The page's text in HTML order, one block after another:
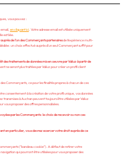
vous pouvez :
en cliquant ici. Votre adresse email est utilisée uniquement
est liée.
de l’un des Commerçants partenairesde l’expérience multi-
un choix effectué auprès d’un seul Commerçant suffit pour
des traitements de données mis en oeuvre par Valiuz à partir de
ne seront plus traitées par Valiuz pour créer un profil client
Commerçants, ce pour les finalités propres à chacun de ces
consentement à la création de votre profil unique, vos données
transmises à Auchan peuvent toujours être utilisées par Valiuz
vous proposer des offres personnalisées.
par les Commerçants: le choix de recevoir ou non ces
en particulier, vous devrez exercer votre droit auprès de ce
(“bandeau cookie”). A défaut de retirer votre
qui pourront être utilisées pour vous proposer des